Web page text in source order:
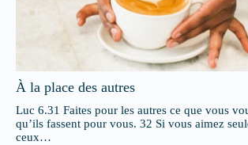
À la place des autres
Luc 6.31 Faites pour les autres ce que vous
qu’ils fassent pour vous. 32 Si vous aimez
ceux…